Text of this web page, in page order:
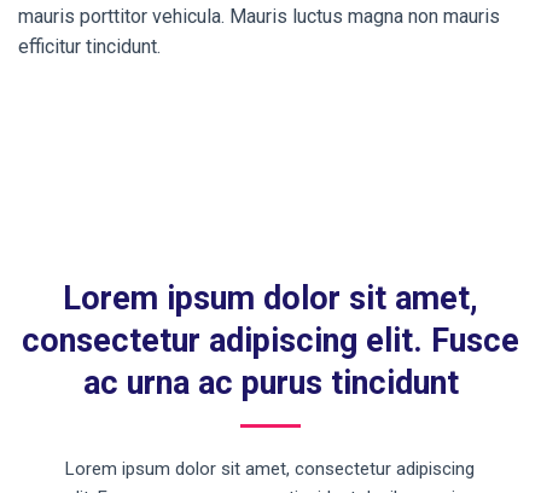
mauris porttitor vehicula. Mauris luctus magna non mauris
efficitur tincidunt.
Lorem ipsum dolor sit amet,
consectetur adipiscing elit. Fusce
ac urna ac purus tincidunt
Lorem ipsum dolor sit amet, consectetur adipiscing